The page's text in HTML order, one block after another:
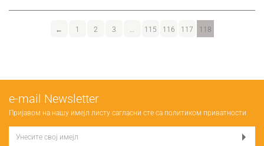
← 1 2 3 115 116 117 118
е-mail Newsletter
Пријавом на нашу имејл листу сагласни сте са политиком приватности